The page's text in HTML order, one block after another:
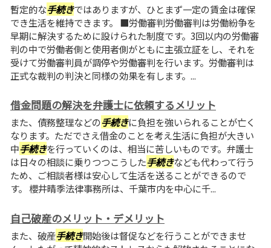
暫定的な手続きではありますが、ひとまず一定の賃金は確保
でき生活を維持できます。 ■労働審判労働審判は労働紛争を
早期に解決するために設けられた制度です。3回以内の労働審
判の中で労働者側と使用者側がともに主張立証をし、それを
受けて労働審判員が調停や労働審判を行います。労働審判は
正式な裁判の判決と同様の効果を有します。...
借金問題の解決を弁護士に依頼するメリット
また、債務整理などの手続きに負担を強いられることが亡く
なります。ただでさえ借金のことを考え生活に負担が大きい
中手続きを行っていくのは、相当に苦しいものです。弁護士
は日々の相談に乗りつつこうした手続きなども代わって行う
ため、ご相談者様は安心して生活を送ることができるので
す。 櫻井晴季法律事務所は、千葉市内を中心に千...
自己破産のメリット・デメリット
また、破産手続き開始後は督促などを行うことができませ